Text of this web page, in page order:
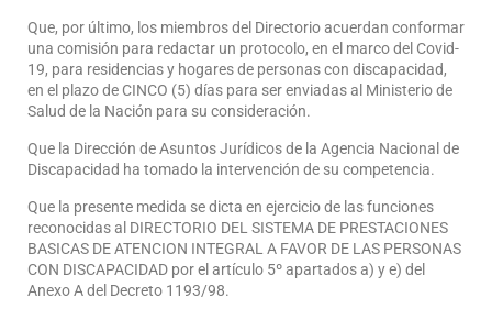
Que, por último, los miembros del Directorio acuerdan conformar
una comisión para redactar un protocolo, en el marco del Covid-
19, para residencias y hogares de personas con discapacidad,
en el plazo de CINCO (5) días para ser enviadas al Ministerio de
Salud de la Nación para su consideración.
Que la Dirección de Asuntos Jurídicos de la Agencia Nacional de
Discapacidad ha tomado la intervención de su competencia.
Que la presente medida se dicta en ejercicio de las funciones
reconocidas al DIRECTORIO DEL SISTEMA DE PRESTACIONES
BASICAS DE ATENCION INTEGRAL A FAVOR DE LAS PERSONAS
CON DISCAPACIDAD por el artículo 5º apartados a) y e) del
Anexo A del Decreto 1193/98.